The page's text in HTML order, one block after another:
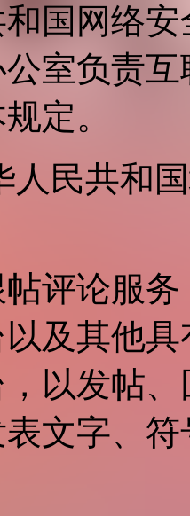
和国网络
室负责
定。
人民共和
评论服
及其他
以发帖
文字、